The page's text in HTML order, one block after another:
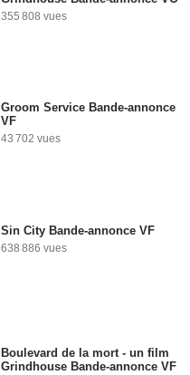
355 808 vues
Groom Service Bande-annonce
VF
43 702 vues
Sin City Bande-annonce VF
638 886 vues
Boulevard de la mort - un film
Grindhouse Bande-annonce VF